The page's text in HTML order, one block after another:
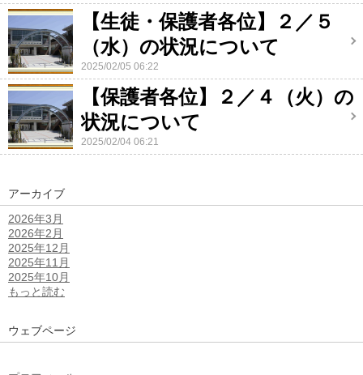
【生徒・保護者各位】２／５
（水）の状況について
2025/02/05 06:22
【保護者各位】２／４（火）の
状況について
2025/02/04 06:21
アーカイブ
2026年3月
2026年2月
2025年12月
2025年11月
2025年10月
もっと読む
ウェブページ